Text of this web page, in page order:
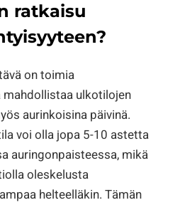
ratkaisu
on toimia
mahdollistaa ulkotilojen
aurinkoisina päivinä.
voi olla jopa 5-10 astetta
auringonpaisteessa, mikä
oleskelusta
helteelläkin. Tämän